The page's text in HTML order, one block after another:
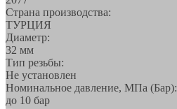
Страна производства:
ТУРЦИЯ
Диаметр:
32 мм
Тип резьбы:
Не установлен
Номинальное давление, МПа (Бар):
до 10 бар